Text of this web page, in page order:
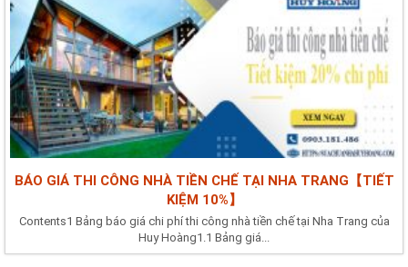
BÁO GIÁ THI CÔNG NHÀ TIỀN CHẾ TẠI NHA TRANG【TIẾT
KIỆM 10%】
Contents1 Bảng báo giá chi phí thi công nhà tiền chế tại Nha Trang của
Huy Hoàng1.1 Bảng giá...